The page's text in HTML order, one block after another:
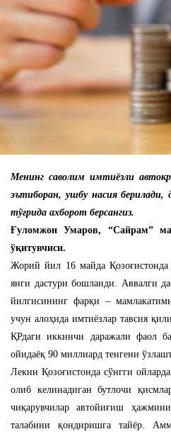
Менинг саволим имтиёзли
эътиборан, ушбу насия берилади,
тўғрида ахборот берсангиз.
Ғуломжон Умаров, “Сайрам”
ўқитувчиси.
Жорий йил 16 майда
янги дастури бошланди. Аввалги
йилгисининг фарқи –
учун алоҳида имтиёзлар тавсия
ҚРдаги иккинчи даражали фаол
ойидаёқ 90 миллиард тенгени
Лекин Қозоғистонда сўнгги
олиб келинадиган бутлочи
чиқарувчилар автойиғиш
талабини қондиришга тайёр.